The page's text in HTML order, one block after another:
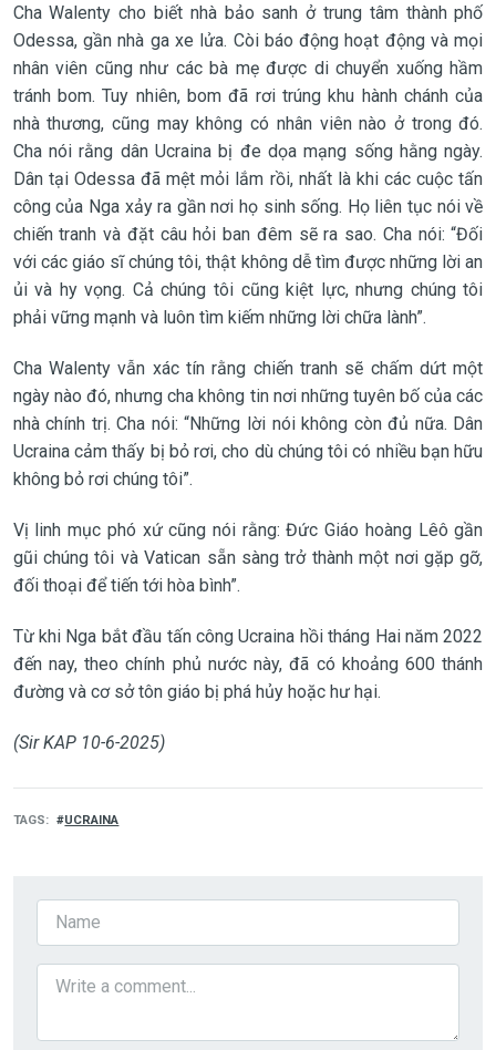
Cha Walenty cho biết nhà bảo sanh ở trung tâm thành phố
Odessa, gần nhà ga xe lửa. Còi báo động hoạt động và mọi
nhân viên cũng như các bà mẹ được di chuyển xuống hầm
tránh bom. Tuy nhiên, bom đã rơi trúng khu hành chánh của
nhà thương, cũng may không có nhân viên nào ở trong đó.
Cha nói rằng dân Ucraina bị đe dọa mạng sống hằng ngày.
Dân tại Odessa đã mệt mỏi lắm rồi, nhất là khi các cuộc tấn
công của Nga xảy ra gần nơi họ sinh sống. Họ liên tục nói về
chiến tranh và đặt câu hỏi ban đêm sẽ ra sao. Cha nói: “Đối
với các giáo sĩ chúng tôi, thật không dễ tìm được những lời an
ủi và hy vọng. Cả chúng tôi cũng kiệt lực, nhưng chúng tôi
phải vững mạnh và luôn tìm kiếm những lời chữa lành”.
Cha Walenty vẫn xác tín rằng chiến tranh sẽ chấm dứt một
ngày nào đó, nhưng cha không tin nơi những tuyên bố của các
nhà chính trị. Cha nói: “Những lời nói không còn đủ nữa. Dân
Ucraina cảm thấy bị bỏ rơi, cho dù chúng tôi có nhiều bạn hữu
không bỏ rơi chúng tôi”.
Vị linh mục phó xứ cũng nói rằng: Đức Giáo hoàng Lêô gần
gũi chúng tôi và Vatican sẵn sàng trở thành một nơi gặp gỡ,
đối thoại để tiến tới hòa bình”.
Từ khi Nga bắt đầu tấn công Ucraina hồi tháng Hai năm 2022
đến nay, theo chính phủ nước này, đã có khoảng 600 thánh
đường và cơ sở tôn giáo bị phá hủy hoặc hư hại.
(Sir KAP 10-6-2025)
TAGS UCRAINA